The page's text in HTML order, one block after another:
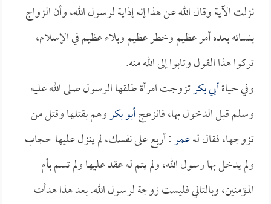
نزلت الآية وقال الله عن هذا إنه إذاية لرسول الله، وأن الزواج
بنسائه بعده أمر عظيم وخطر عظيم وبلاء عظيم في الإسلام،
تركوا هذا القول وتابوا إلى الله منه.
وفي حياةأبي بكرتزوجت امرأة طلقها الرسول صلى الله عليه
وسلم قبل الدخول بها، فانزعجأبو بكروهم بقتلها وقتل من
تزوجها، فقال لهعمر: أربع على نفسك، لم ينزل عليها حجاب
ولم يدخل بها رسول الله، ولم يتم له عقد عليها ولم تسم بأم
المؤمنين، وبالتالي فليست زوجة لرسول الله. بعد هذا هدأت